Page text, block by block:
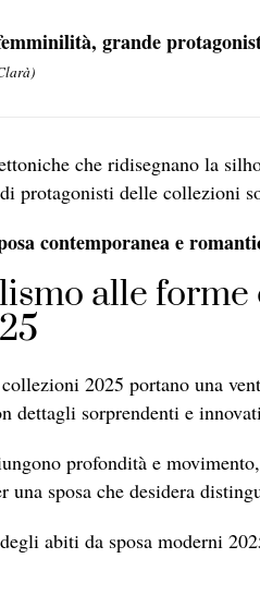
grande
che ridisegnano la
protagonisti delle collezioni
contemporanea e
alle forme
2025 portano una
dettagli sorprendenti e
profondità e
una sposa che desidera
abiti da sposa moderni